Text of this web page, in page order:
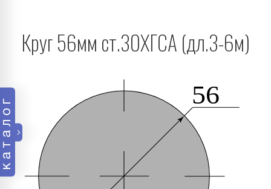
каталог
Круг 56мм ст.30ХГСА (дл.3-6м)